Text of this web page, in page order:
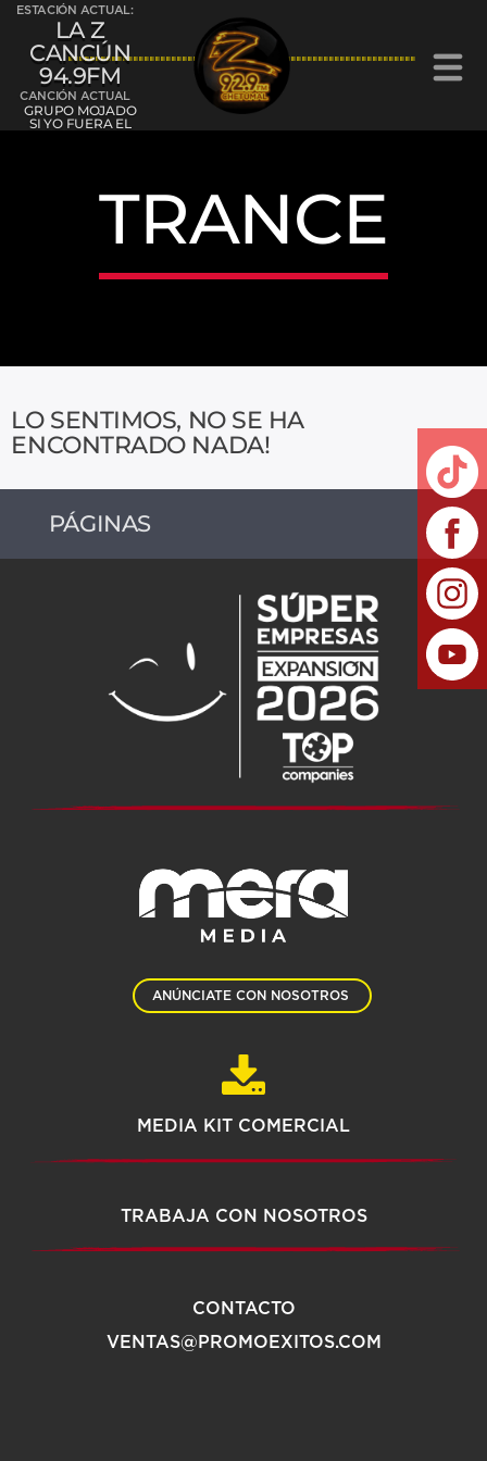
ESTACIÓN ACTUAL:
LA Z
CANCÚN
94.9FM
CANCIÓN ACTUAL
GRUPO MOJADO
SI YO FUERA EL
La Z Cancún 94.9FM
TRANCE
LO SENTIMOS, NO SE HA
ENCONTRADO NADA!
PÁGINAS
ANÚNCIATE CON NOSOTROS
MEDIA KIT COMERCIAL
TRABAJA CON NOSOTROS
CONTACTO
VENTAS@PROMOEXITOS.COM